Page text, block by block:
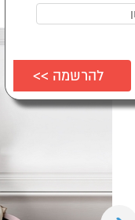
Previous